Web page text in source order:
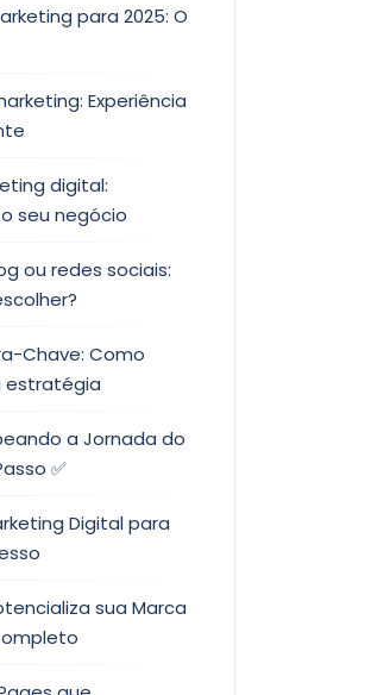
para 2025: O
Experiência
digital:
seu negócio
ou redes sociais:
Chave: Como
estratégia
a Jornada do
✅
Digital para
sua Marca